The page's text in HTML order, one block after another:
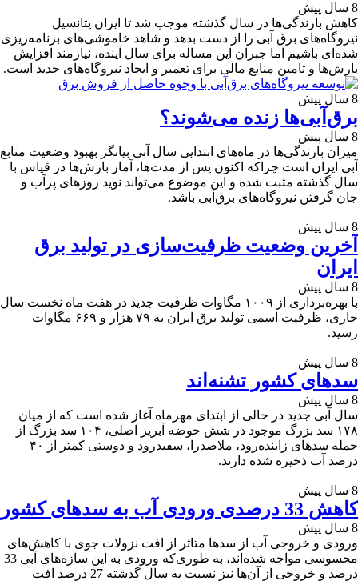
8 سال پیش
کاهش بارندگی‌ها در سال گذشته موجب شد تا ایران پتانسیل
نیروگاه‌های برق آبی را از دست بدهد و شاهد خاموشی‌های برنامه‌ریزی
شده‌ای باشیم اما جبران این مساله برای سال آینده، نیازمند افزایش
بارش‌ها و تامین منابع مالی برای تعمیر و ایجاد نیروگاه‌های جدید است.
8 سال پیش
برق‌آبی‌ها زنده می‌شوند؟
8 سال پیش
میزان بارندگی‌ها در ماه‌های ابتدایی سال آبی بیانگر بهبود وضعیت منابع
آبی ایران است چراکه اکنون پس از مدت‌ها، آمار بارش‌ها در قیاس با
سال گذشته مثبت شده و این موضوع می‌تواند نوید روزهای پرآب و
جان گرفتن نیروگاه‌های برق‌آبی باشد.
8 سال پیش
آخرین وضعیت ظرفیت‌سازی در تولید برق
ایران
8 سال پیش
با بهره‌برداری از ۱۰۰۹ مگاوات ظرفیت جدید در هفت ماه نخست سال
جاری، ظرفیت اسمی تولید برق ایران به ۷۹ هزار و ۶۶۹ مگاوات
رسید.
8 سال پیش
سدهای کشور تشنه‌اند
8 سال پیش
سال آبی جدید در حالی از ابتدای مهرماه آغاز شده است که از میان
۱۷۸ سد بزرگ موجود در شش حوضه آبریز اصلی، ۱۰۴ سد بزرگ از
جمله سدهای زاینده‌رود، ملاصدرا، سفیدرود و دوستی کمتر از ۴۰
درصد آب ذخیره شده دارند.
8 سال پیش
کاهش 33 درصدی ورودی آب به سدهای کشور
8 سال پیش
ورودی و خروجی آب از سدها متاثر از افت نزولات جوی با کاهش‌های
محسوسی مواجه شده‌اند، به طوری‌که ورودی به این سازه‌های آبی 33
درصد و خروجی از آن‌ها نیز نسبت به سال گذشته 27 درصد افت